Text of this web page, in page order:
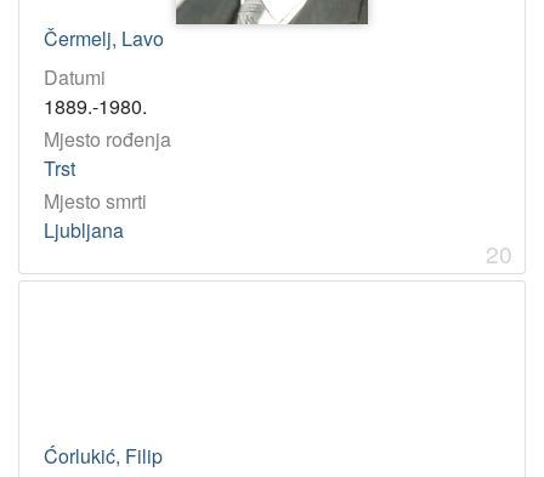
Čermelj, Lavo
Datumi
1889.-1980.
Mjesto rođenja
Trst
Mjesto smrti
Ljubljana
20
Ćorlukić, Filip